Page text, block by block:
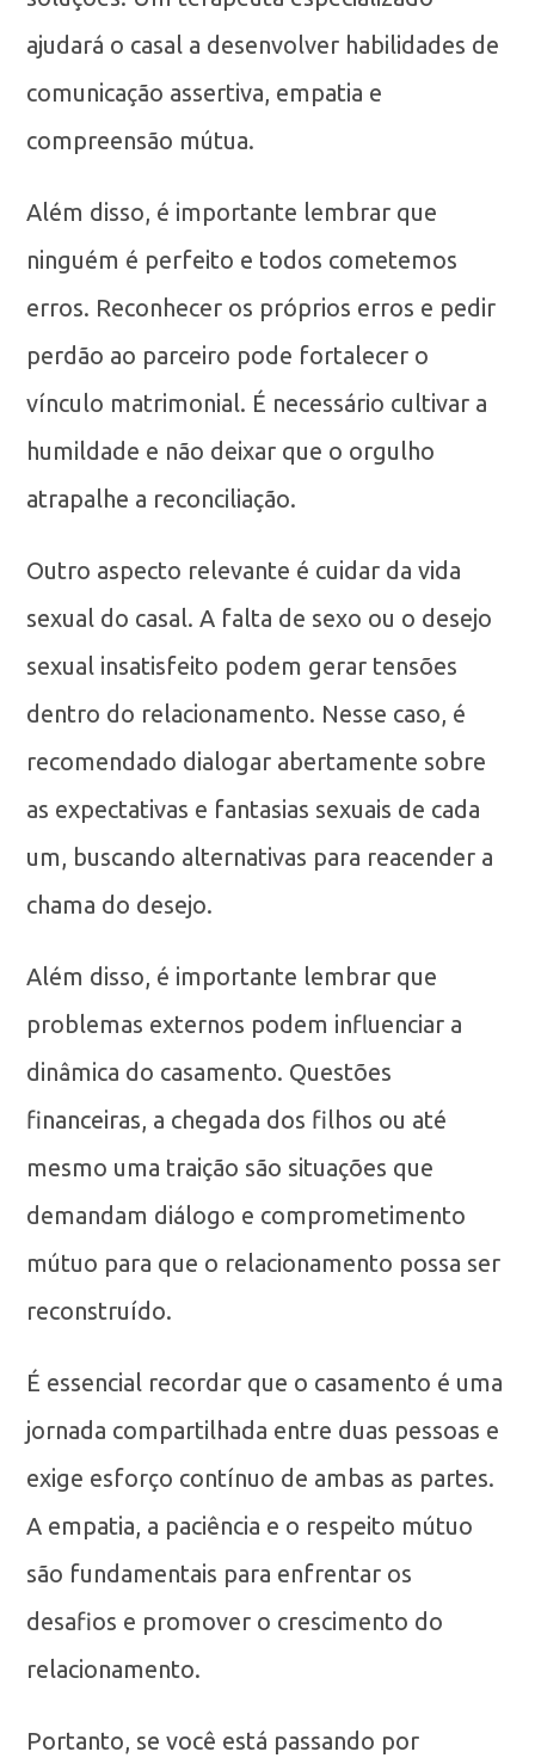
ajudará o casal a desenvolver habilidades de
comunicação assertiva, empatia e
compreensão mútua.
Além disso, é importante lembrar que
ninguém é perfeito e todos cometemos
erros. Reconhecer os próprios erros e pedir
perdão ao parceiro pode fortalecer o
vínculo matrimonial. É necessário cultivar a
humildade e não deixar que o orgulho
atrapalhe a reconciliação.
Outro aspecto relevante é cuidar da vida
sexual do casal. A falta de sexo ou o desejo
sexual insatisfeito podem gerar tensões
dentro do relacionamento. Nesse caso, é
recomendado dialogar abertamente sobre
as expectativas e fantasias sexuais de cada
um, buscando alternativas para reacender a
chama do desejo.
Além disso, é importante lembrar que
problemas externos podem influenciar a
dinâmica do casamento. Questões
financeiras, a chegada dos filhos ou até
mesmo uma traição são situações que
demandam diálogo e comprometimento
mútuo para que o relacionamento possa ser
reconstruído.
É essencial recordar que o casamento é uma
jornada compartilhada entre duas pessoas e
exige esforço contínuo de ambas as partes.
A empatia, a paciência e o respeito mútuo
são fundamentais para enfrentar os
desafios e promover o crescimento do
relacionamento.
Portanto, se você está passando por